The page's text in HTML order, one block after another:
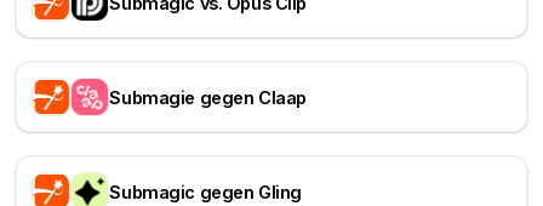
Submagie gegen Claap
Submagic gegen Gling